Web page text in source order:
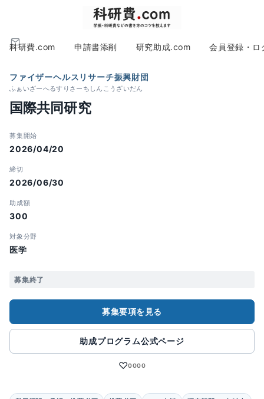
科研費.com 申請書添削 研究助成.com 会員登録・ロ
ファイザーヘルスリサーチ振興財団
ふぁいざーへるすりさーちしんこうざいだん
国際共同研究
募集開始
2026/04/20
締切
2026/06/30
助成額
300
対象分野
医学
募集終了
募集要項を見る
助成プログラム公式ページ
♡0000